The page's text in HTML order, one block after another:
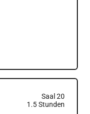
Saal 20
1.5Stunden